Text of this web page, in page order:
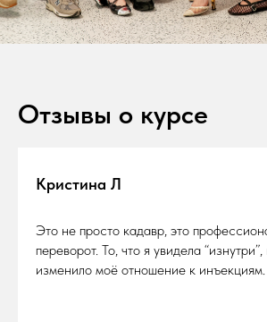
Отзывы о курсе
Кристина Л
Это не просто кадавр, это
переворот. То, что я увидела
изменило моё отношение к инъекциям.